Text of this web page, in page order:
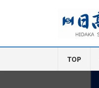
TOP